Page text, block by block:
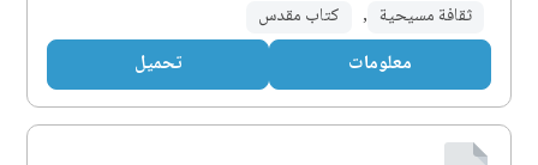
ثقافة مسيحية , كتاب مقدس
معلومات تحميل